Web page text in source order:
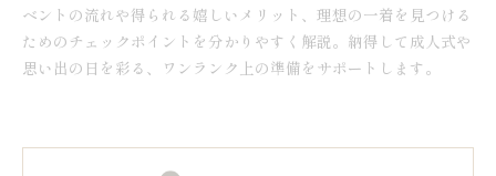
ベントの流れや得られる嬉しいメリット、理想の一着を見つける
ためのチェックポイントを分かりやすく解説。納得して成人式や
思い出の日を彩る、ワンランク上の準備をサポートします。